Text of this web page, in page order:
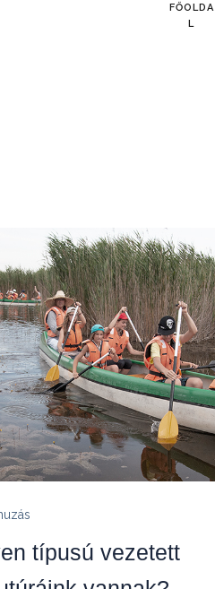
FŐOLDA
L
típusú vezetett